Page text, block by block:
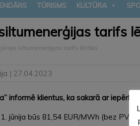
TŪRISMS KULTŪRA
tarifs
jūnija siltumenerģijas tarifs lētāks
| 27.04.2023
informē klientus, ka sakarā ar
jūnija būs 81,54 EUR/MWh (bez